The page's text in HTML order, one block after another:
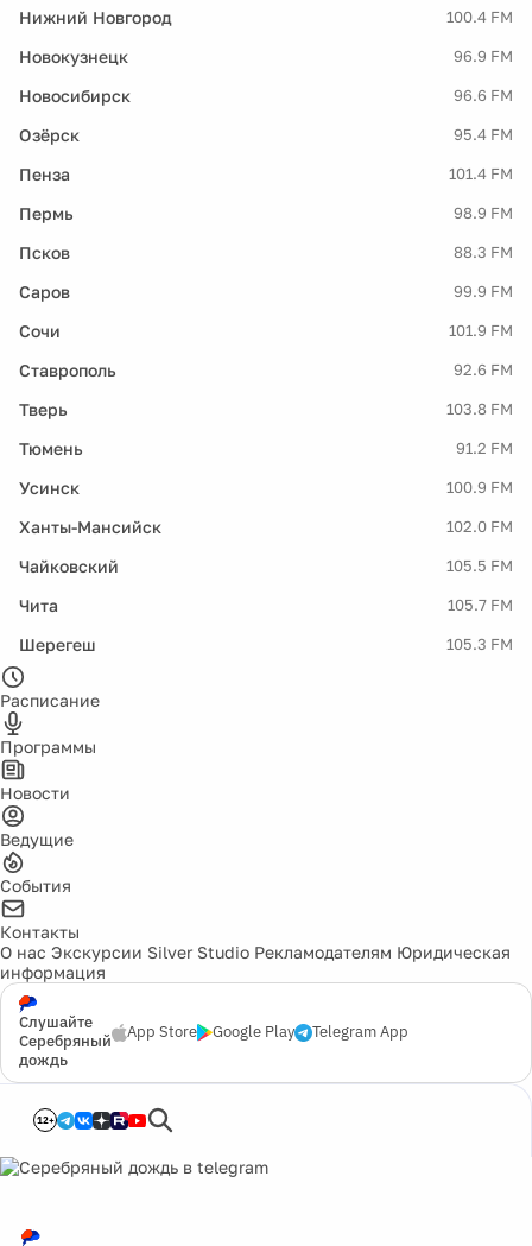
Нижний Новгород 100.4 FM
Новокузнецк 96.9 FM
Новосибирск 96.6 FM
Озёрск 95.4 FM
Пенза 101.4 FM
Пермь 98.9 FM
Псков 88.3 FM
Саров 99.9 FM
Сочи 101.9 FM
Ставрополь 92.6 FM
Тверь 103.8 FM
Тюмень 91.2 FM
Усинск 100.9 FM
Ханты-Мансийск 102.0 FM
Чайковский 105.5 FM
Чита 105.7 FM
Шерегеш 105.3 FM
Расписание
Программы
Новости
Ведущие
События
Контакты
О нас Экскурсии Silver Studio Рекламодателям Юридическая
информация
Слушайте
Серебряный
дождь
App Store Google Play Telegram App
12+